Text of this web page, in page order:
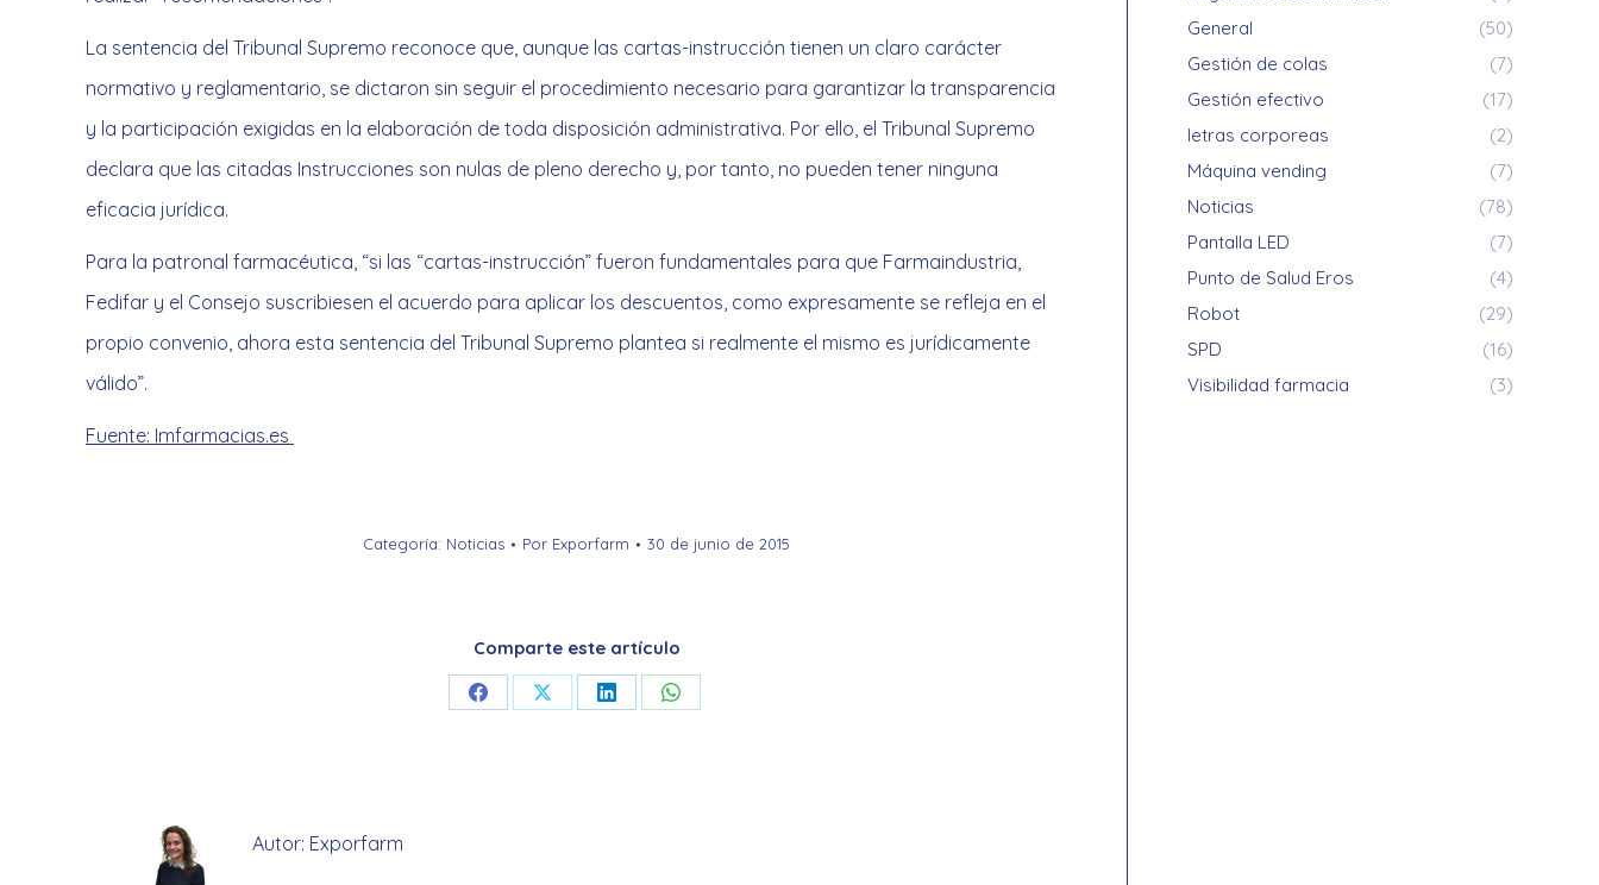
La sentencia del Tribunal Supremo reconoce que, aunque las cartas-instrucción tienen un claro carácter
normativo y reglamentario, se dictaron sin seguir el procedimiento necesario para garantizar la transparencia
y la participación exigidas en la elaboración de toda disposición administrativa. Por ello, el Tribunal Supremo
declara que las citadas Instrucciones son nulas de pleno derecho y, por tanto, no pueden tener ninguna
eficacia jurídica.
Para la patronal farmacéutica, “si las “cartas-instrucción” fueron fundamentales para que Farmaindustria,
Fedifar y el Consejo suscribiesen el acuerdo para aplicar los descuentos, como expresamente se refleja en el
propio convenio, ahora esta sentencia del Tribunal Supremo plantea si realmente el mismo es jurídicamente
válido”.
Fuente: Imfarmacias.es
Categoría: Noticias Por Exporfarm 30 de junio de 2015
Comparte este artículo
Share Share Share Share
Autor: Exporfarm
General
(50)
Gestión de colas
(7)
Gestión efectivo
(17)
letras corporeas
(2)
Máquina vending
(7)
Noticias
(78)
Pantalla LED
(7)
Punto de Salud Eros
(4)
Robot
(29)
SPD
(16)
Visibilidad farmacia
(3)